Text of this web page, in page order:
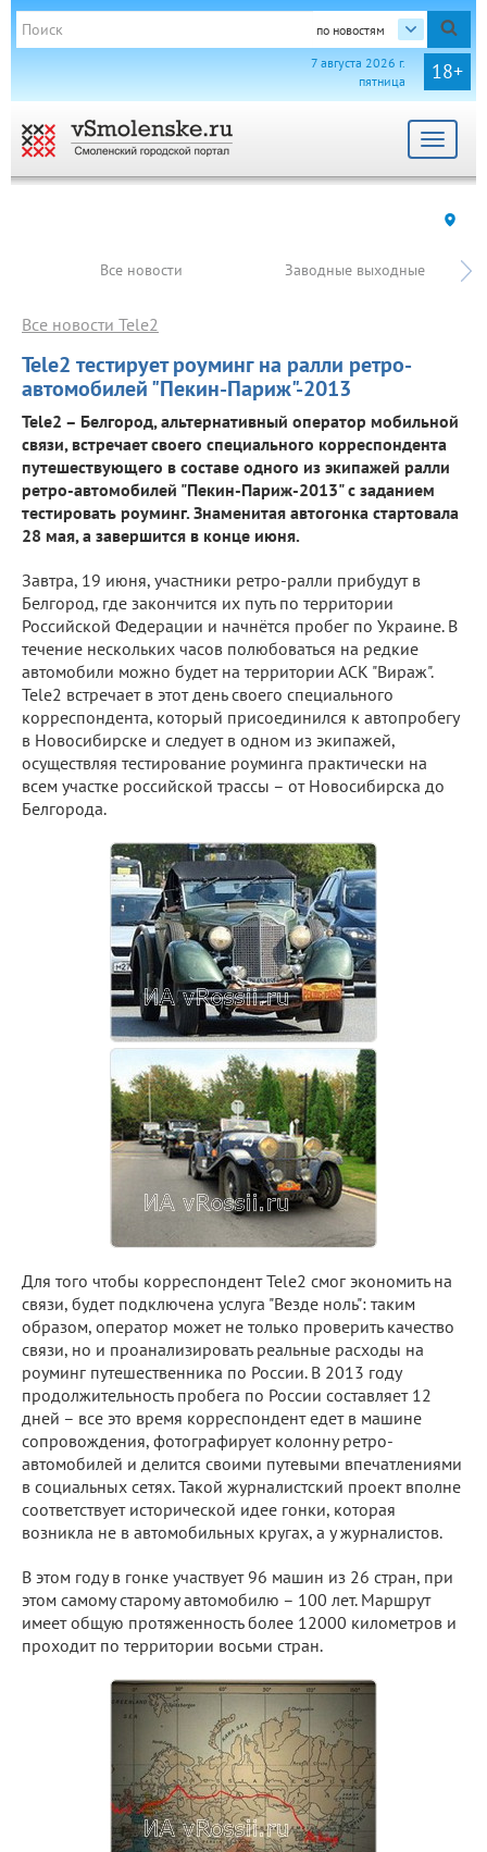
по новостям
18+
7 августа 2026 г.
пятница
Toggle
Все новости Заводные выходные
Tele2 тестирует роуминг на ралли ретро-
автомобилей "Пекин-Париж"-2013
Все новости Tele2
Tele2 – Белгород, альтернативный оператор мобильной
связи, встречает своего специального корреспондента
путешествующего в составе одного из экипажей ралли
ретро-автомобилей "Пекин-Париж-2013" с заданием
тестировать роуминг. Знаменитая автогонка стартовала
28 мая, а завершится в конце июня.
Завтра, 19 июня, участники ретро-ралли прибудут в
Белгород, где закончится их путь по территории
Российской Федерации и начнётся пробег по Украине. В
течение нескольких часов полюбоваться на редкие
автомобили можно будет на территории АСК "Вираж".
Tele2 встречает в этот день своего специального
корреспондента, который присоединился к автопробегу
в Новосибирске и следует в одном из экипажей,
осуществляя тестирование роуминга практически на
всем участке российской трассы – от Новосибирска до
Белгорода.
Для того чтобы корреспондент Tele2 смог экономить на
связи, будет подключена услуга "Везде ноль": таким
образом, оператор может не только проверить качество
связи, но и проанализировать реальные расходы на
роуминг путешественника по России. В 2013 году
продолжительность пробега по России составляет 12
дней – все это время корреспондент едет в машине
сопровождения, фотографирует колонну ретро-
автомобилей и делится своими путевыми впечатлениями
в социальных сетях. Такой журналистский проект вполне
соответствует исторической идее гонки, которая
возникла не в автомобильных кругах, а у журналистов.
В этом году в гонке участвует 96 машин из 26 стран, при
этом самому старому автомобилю – 100 лет. Маршрут
имеет общую протяженность более 12000 километров и
проходит по территории восьми стран.